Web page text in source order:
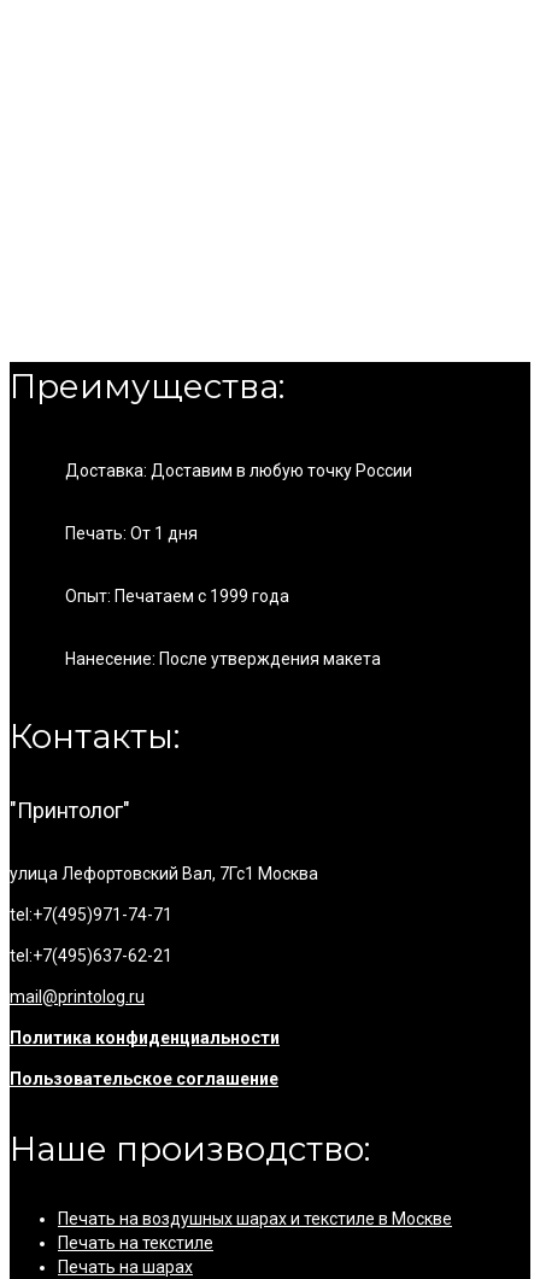
Преимущества:
Доставка: Доставим в любую точку России
Печать: От 1 дня
Опыт: Печатаем с 1999 года
Нанесение: После утверждения макета
Контакты:
"Принтолог"
улица Лефортовский Вал, 7Гс1 Москва
tel:+7(495)971-74-71
tel:+7(495)637-62-21
mail@printolog.ru
Политика конфиденциальности
Пользовательское соглашение
Наше производство:
Печать на воздушных шарах и текстиле в Москве
Печать на текстиле
Печать на шарах